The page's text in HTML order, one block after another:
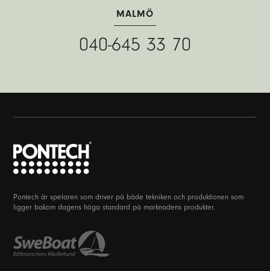
MALMÖ
040-645 33 70
Pontech är spelaren som driver på både tekniken och produktionen som
ligger bakom dagens höga standard på marknadens produkter.